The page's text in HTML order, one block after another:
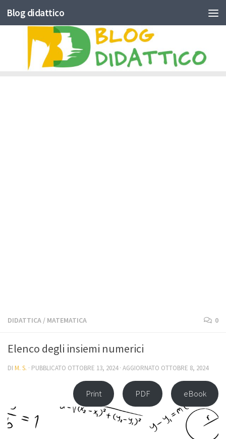
Skip to content
Blog didattico
DIDATTICA / MATEMATICA 0
Elenco degli insiemi numerici
DI M. S. · PUBBLICATO OTTOBRE 13, 2024· AGGIORNATO OTTOBRE 8, 2024
Print PDF eBook